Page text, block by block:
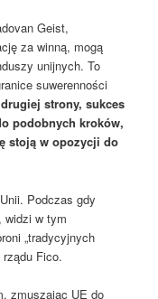
Geist,
za winną, mogą
unijnych. To
suwerenności
strony, sukces
podobnych kroków,
stoją w opozycji do
Podczas gdy
widzi w tym
„tradycyjnych
Fico.
zmuszając UE do